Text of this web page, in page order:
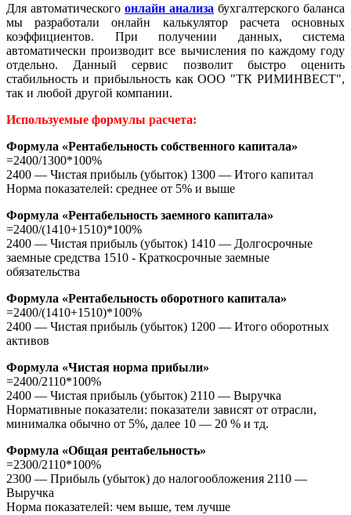
Для автоматического онлайн анализа бухгалтерского баланса
мы разработали онлайн калькулятор расчета основных
коэффициентов. При получении данных, система
автоматически производит все вычисления по каждому году
отдельно. Данный сервис позволит быстро оценить
стабильность и прибыльность как ООО "ТК РИМИНВЕСТ",
так и любой другой компании.
Используемые формулы расчета:
Формула «Рентабельность собственного капитала»
=2400/1300*100%
2400 — Чистая прибыль (убыток) 1300 — Итого капитал
Норма показателей: среднее от 5% и выше
Формула «Рентабельность заемного капитала»
=2400/(1410+1510)*100%
2400 — Чистая прибыль (убыток) 1410 — Долгосрочные
заемные средства 1510 - Краткосрочные заемные
обязательства
Формула «Рентабельность оборотного капитала»
=2400/(1410+1510)*100%
2400 — Чистая прибыль (убыток) 1200 — Итого оборотных
активов
Формула «Чистая норма прибыли»
=2400/2110*100%
2400 — Чистая прибыль (убыток) 2110 — Выручка
Нормативные показатели: показатели зависят от отрасли,
минималка обычно от 5%, далее 10 — 20 % и тд.
Формула «Общая рентабельность»
=2300/2110*100%
2300 — Прибыль (убыток) до налогообложения 2110 —
Выручка
Норма показателей: чем выше, тем лучше